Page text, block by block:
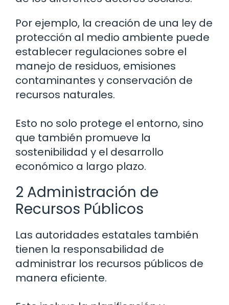
Por ejemplo, la creación de una ley de
protección al medio ambiente puede
establecer regulaciones sobre el
manejo de residuos, emisiones
contaminantes y conservación de
recursos naturales.
Esto no solo protege el entorno, sino
que también promueve la
sostenibilidad y el desarrollo
económico a largo plazo.
2 Administración de
Recursos Públicos
Las autoridades estatales también
tienen la responsabilidad de
administrar los recursos públicos de
manera eficiente.